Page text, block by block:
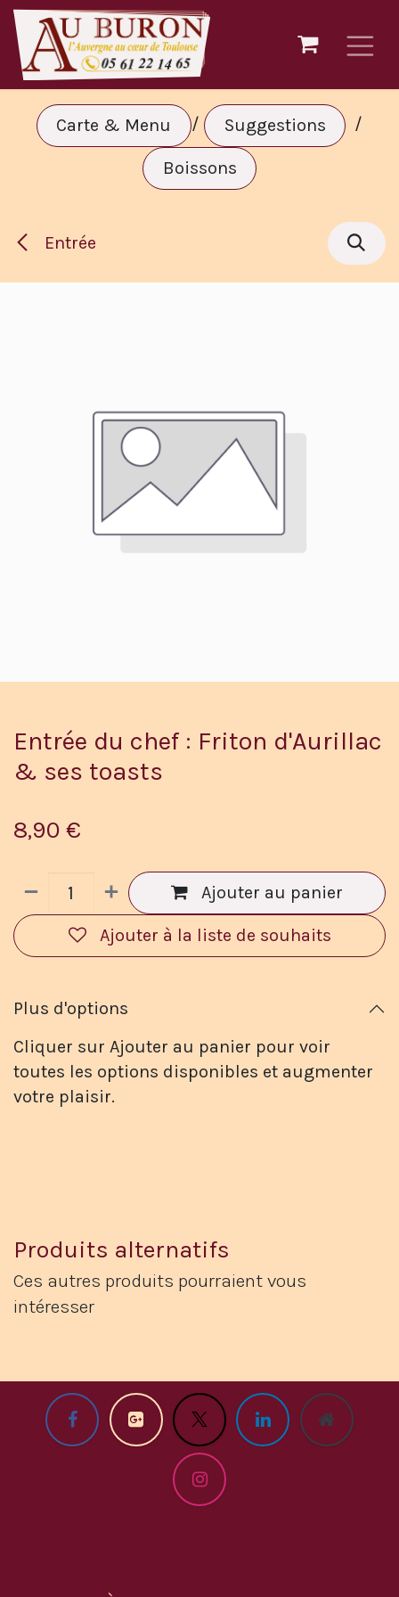
Se rendre au contenu
Carte & Menu / Suggestions /
Boissons
Entrée
Entrée du chef : Friton d'Aurillac
& ses toasts
8,90 €
Ajouter au panier
Ajouter à la liste de souhaits
Plus d'options
Cliquer sur Ajouter au panier pour voir
toutes les options disponibles et augmenter
votre plaisir.
Produits alternatifs
Ces autres produits pourraient vous
intéresser